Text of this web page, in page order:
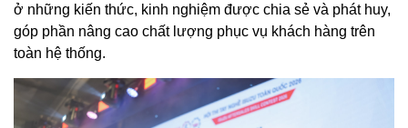
ở những kiến thức, kinh nghiệm được chia sẻ và phát huy,
góp phần nâng cao chất lượng phục vụ khách hàng trên
toàn hệ thống.